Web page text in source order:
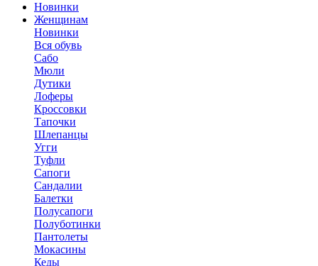
Новинки
Женщинам
Новинки
Вся обувь
Сабо
Мюли
Дутики
Лоферы
Кроссовки
Тапочки
Шлепанцы
Угги
Туфли
Сапоги
Сандалии
Балетки
Полусапоги
Полуботинки
Пантолеты
Мокасины
Кеды